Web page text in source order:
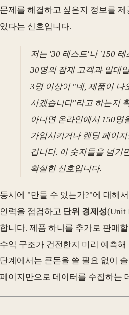
문제를 해결하고 싶은지 정보를
있다는 신호입니다.
저는 '30 테스트'나 '150 테
30명의 잠재 고객과 일대
3명 이상이 "네, 제품이 나
사겠습니다"라고 하는지
아니면 온라인에서 150명
가입시키거나 랜딩 페이
겁니다. 이 숫자들을 넘기
확실한 신호입니다.
동시에 "만들 수 있는가?"에 대해
인력을 점검하고 단위 경제성(Unit
합니다. 제품 하나를 추가로 판매
수익 구조가 건전한지 미리 예측해
단계에서는 큰돈을 쓸 필요 없이
페이지만으로 데이터를 수집하는